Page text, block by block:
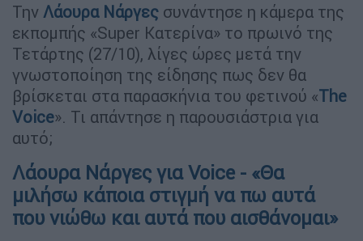
Την Λάουρα Νάργες συνάντησε η κάμερα της
εκπομπής «Super Κατερίνα» το πρωινό της
Τετάρτης (27/10), λίγες ώρες μετά την
γνωστοποίηση της είδησης πως δεν θα
βρίσκεται στα παρασκήνια του φετινού «The
Voice». Τι απάντησε η παρουσιάστρια για
αυτό;
Λάουρα Νάργες για Voice - «Θα
μιλήσω κάποια στιγμή να πω αυτά
που νιώθω και αυτά που αισθάνομαι»